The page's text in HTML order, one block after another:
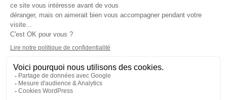
Contactez-nous-Mentions légales-CGV-Politique de
confidentialité-Gestion des cookies